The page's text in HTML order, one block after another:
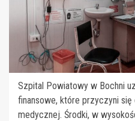
Szpital Powiatowy w Bochni
finansowe, które przyczyni
medycznej. Środki, w